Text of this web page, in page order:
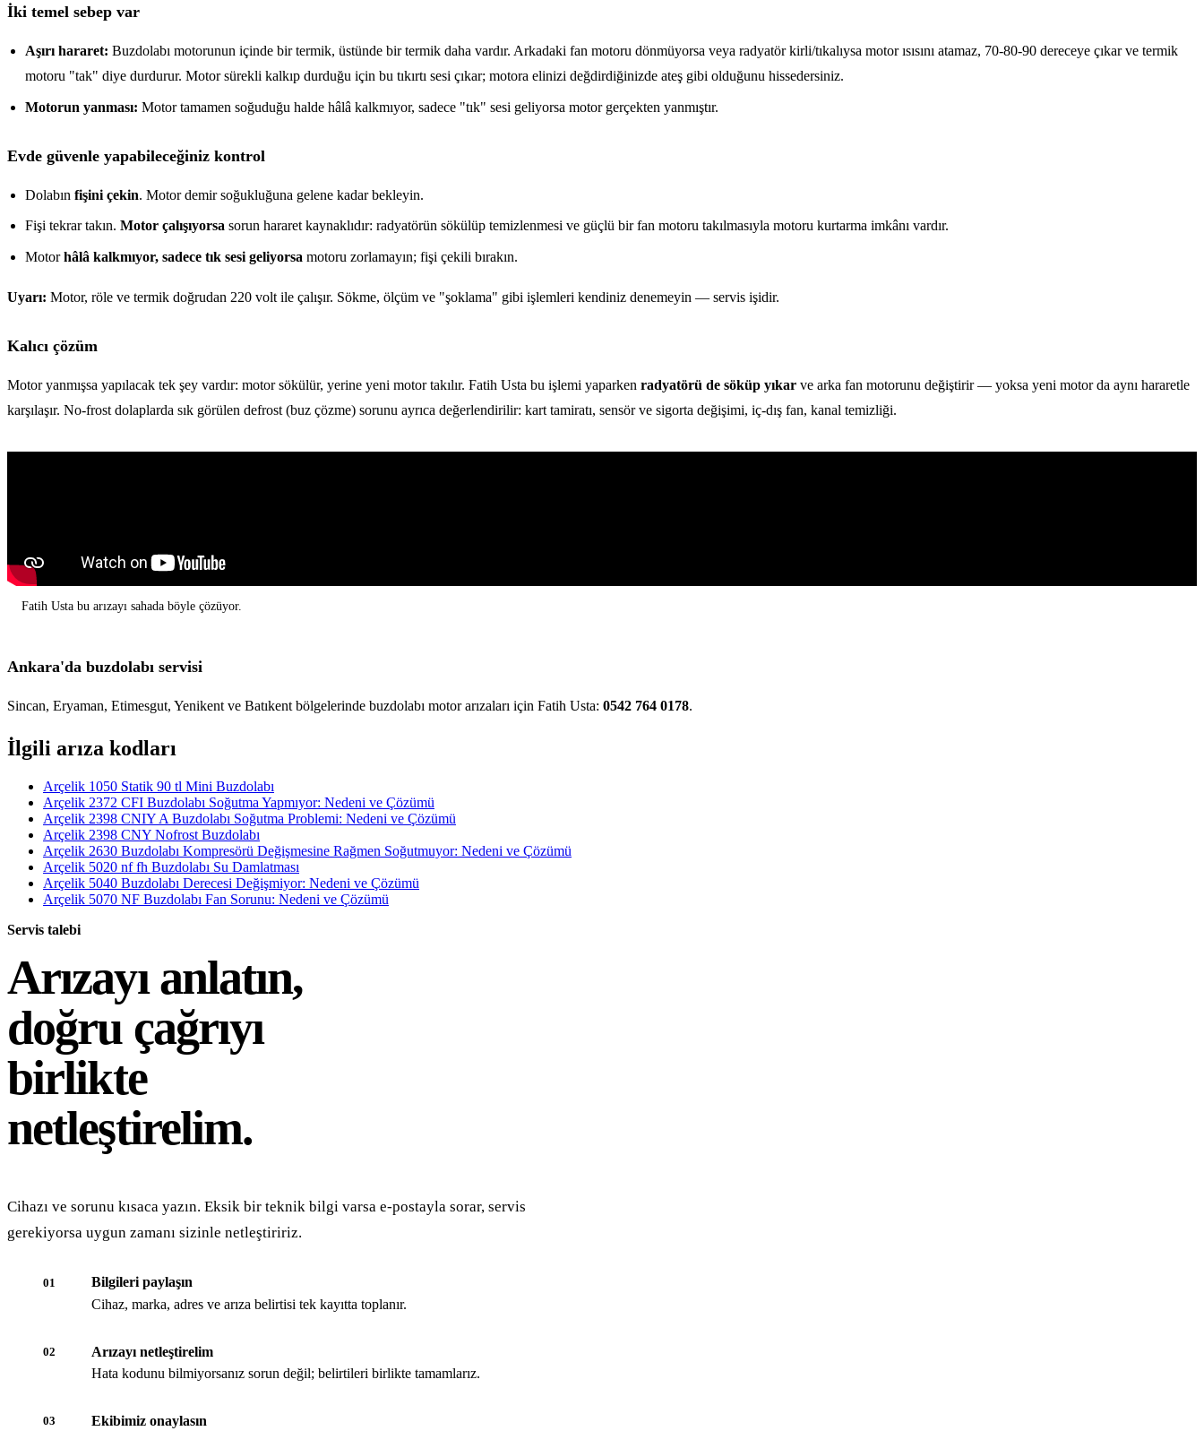
İki temel sebep var
Aşırı hararet: Buzdolabı motorunun içinde bir termik, üstünde bir termik daha vardır. Arkadaki fan motoru dönmüyorsa veya radyatör kirli/tıkalıysa motor ısısını atamaz, 70-80-90 dereceye çıkar ve termik
motoru "tak" diye durdurur. Motor sürekli kalkıp durduğu için bu tıkırtı sesi çıkar; motora elinizi değdirdiğinizde ateş gibi olduğunu hissedersiniz.
Motorun yanması: Motor tamamen soğuduğu halde hâlâ kalkmıyor, sadece "tık" sesi geliyorsa motor gerçekten yanmıştır.
Evde güvenle yapabileceğiniz kontrol
Dolabın fişini çekin. Motor demir soğukluğuna gelene kadar bekleyin.
Fişi tekrar takın. Motor çalışıyorsa sorun hararet kaynaklıdır: radyatörün sökülüp temizlenmesi ve güçlü bir fan motoru takılmasıyla motoru kurtarma imkânı vardır.
Motorhâlâ kalkmıyor, sadece tık sesi geliyorsa motoru zorlamayın; fişi çekili bırakın.
Uyarı: Motor, röle ve termik doğrudan 220 volt ile çalışır. Sökme, ölçüm ve "şoklama" gibi işlemleri kendiniz denemeyin — servis işidir.
Kalıcı çözüm
Motor yanmışsa yapılacak tek şey vardır: motor sökülür, yerine yeni motor takılır. Fatih Usta bu işlemi yaparken radyatörü de söküp yıkar ve arka fan motorunu değiştirir — yoksa yeni motor da aynı hararetle
karşılaşır. No-frost dolaplarda sık görülen defrost (buz çözme) sorunu ayrıca değerlendirilir: kart tamiratı, sensör ve sigorta değişimi, iç-dış fan, kanal temizliği.
Fatih Usta bu arızayı sahada böyle çözüyor.
Ankara'da buzdolabı servisi
Sincan, Eryaman, Etimesgut, Yenikent ve Batıkent bölgelerinde buzdolabı motor arızaları için Fatih Usta: 0542 764 0178.
İlgili arıza kodları
Arçelik 1050 Statik 90 tl Mini Buzdolabı
Arçelik 2372 CFI Buzdolabı Soğutma Yapmıyor: Nedeni ve Çözümü
Arçelik 2398 CNIY A Buzdolabı Soğutma Problemi: Nedeni ve Çözümü
Arçelik 2398 CNY Nofrost Buzdolabı
Arçelik 2630 Buzdolabı Kompresörü Değişmesine Rağmen Soğutmuyor: Nedeni ve Çözümü
Arçelik 5020 nf fh Buzdolabı Su Damlatması
Arçelik 5040 Buzdolabı Derecesi Değişmiyor: Nedeni ve Çözümü
Arçelik 5070 NF Buzdolabı Fan Sorunu: Nedeni ve Çözümü
Servis talebi
Arızayı anlatın,
doğru çağrıyı
birlikte
netleştirelim.
Cihazı ve sorunu kısaca yazın. Eksik bir teknik bilgi varsa e-postayla sorar, servis
gerekiyorsa uygun zamanı sizinle netleştiririz.
01
Bilgileri paylaşın
Cihaz, marka, adres ve arıza belirtisi tek kayıtta toplanır.
02
Arızayı netleştirelim
Hata kodunu bilmiyorsanız sorun değil; belirtileri birlikte tamamlarız.
03 Ekibimiz onaylasın